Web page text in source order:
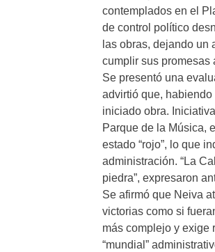
contemplados en el
de control político
las obras, dejando un
cumplir sus promesas
Se presentó una
advirtió que,
iniciado obra.
Parque de la Música,
estado “rojo”, lo que
administración. “La
piedra”, expresaron
Se afirmó que Neiva
victorias como si
más complejo y exige
“mundial”